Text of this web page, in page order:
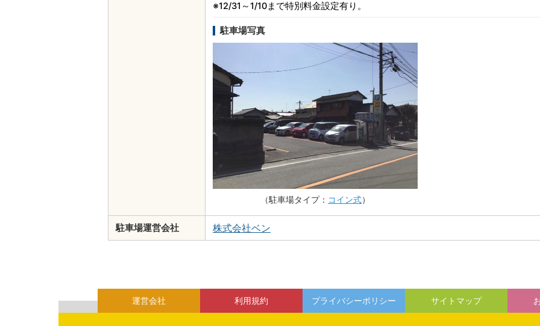
※12/31～1/10まで特別料金設定有り。
駐車場写真
（駐車場タイプ： コイン式）
駐車場運営会社 株式会社ベン
運営会社 利用規約 プライバシーポリシー サイトマップ